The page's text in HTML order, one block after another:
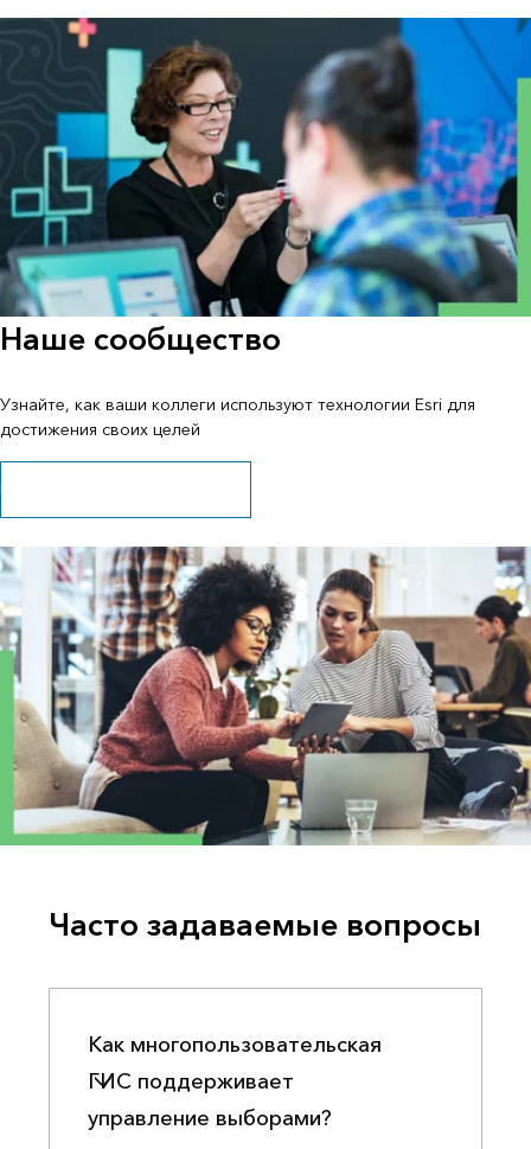
Наше сообщество
Узнайте, как ваши коллеги используют технологии Esri для
достижения своих целей
Исследуйте истории и ресурсы
Часто задаваемые вопросы
Как многопользовательская
ГИС поддерживает
управление выборами?